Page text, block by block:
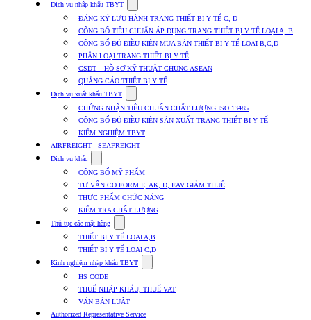
Dịch vụ nhập khẩu TBYT
submenu
for
Dịch
vụ
nhập
khẩu
TBYT
ĐĂNG KÝ LƯU HÀNH TRANG THIẾT BỊ Y TẾ C, D
CÔNG BỐ TIÊU CHUẨN ÁP DỤNG TRANG THIẾT BỊ Y TẾ LOẠI A, B
CÔNG BỐ ĐỦ ĐIỀU KIỆN MUA BÁN THIẾT BỊ Y TẾ LOẠI B,C,D
PHÂN LOẠI TRANG THIẾT BỊ Y TẾ
CSDT – HỒ SƠ KỸ THUẬT CHUNG ASEAN
QUẢNG CÁO THIẾT BỊ Y TẾ
Dịch vụ xuất khẩu TBYT
submenu
for
Dịch
vụ
xuất
TBYT
CHỨNG NHẬN TIÊU CHUẨN CHẤT LƯỢNG ISO 13485
CÔNG BỐ ĐỦ ĐIỀU KIỆN SẢN XUẤT TRANG THIẾT BỊ Y TẾ
KIỂM NGHIỆM TBYT
AIRFREIGHT - SEAFREIGHT
Dịch vụ khác
submenu
for
Dịch
vụ
khác
CÔNG BỐ MỸ PHẨM
TƯ VẤN CO FORM E, AK, D, EAV GIẢM THUẾ
THỰC PHẨM CHỨC NĂNG
KIỂM TRA CHẤT LƯỢNG
Thủ tục các mặt hàng
submenu
for
Thủ
tục
mặt
hàng
THIẾT BỊ Y TẾ LOẠI A,B
THIẾT BỊ Y TẾ LOẠI C,D
Kinh nghiệm nhập khẩu TBYT
submenu
Kinh
HS CODE
THUẾ NHẬP KHẨU, THUẾ VAT
VĂN BẢN LUẬT
Authorized Representative Service